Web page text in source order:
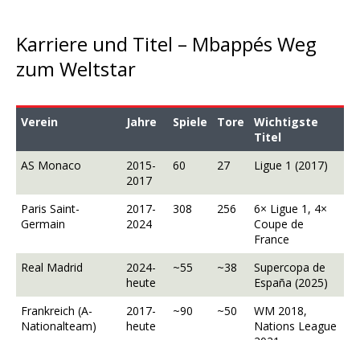
Karriere und Titel – Mbappés Weg
zum Weltstar
Verein Jahre Spiele Tore
Wichtigste
Titel
AS Monaco
2015-
2017
60 27 Ligue 1 (2017)
Paris Saint-
Germain
2017-
2024
308 256
6× Ligue 1, 4×
Coupe de
France
Real Madrid
2024-
heute
~55 ~38
Supercopa de
España (2025)
Frankreich (A-
Nationalteam)
2017-
heute
~90 ~50
WM 2018,
Nations League